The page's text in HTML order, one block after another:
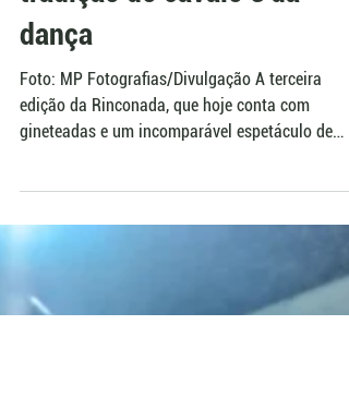
CTG Rincão da Fronteira
Rinconada resgata a história
forjada a fogo por meio da
tradição do cavalo e da
dança
Foto: MP Fotografias/Divulgação A terceira
gineteadas e um incomparável espetáculo de
dança em...